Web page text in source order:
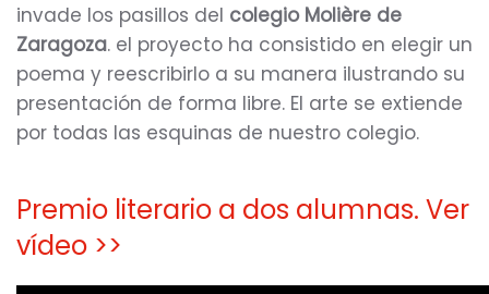
invade los pasillos del colegio Molière de
Zaragoza. el proyecto ha consistido en elegir un
poema y reescribirlo a su manera ilustrando su
presentación de forma libre. El arte se extiende
por todas las esquinas de nuestro colegio.
Premio literario a dos alumnas. Ver
vídeo >>